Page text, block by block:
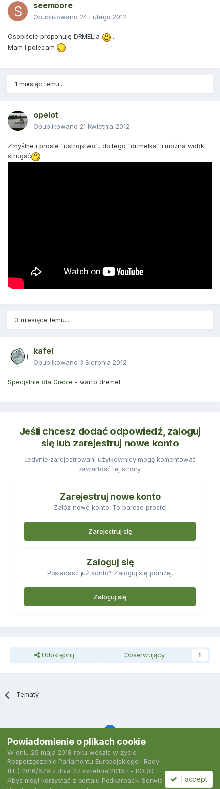
seemoore
Opublikowano 24 Lutego 2012
Osobiście proponuję DRMEL'a
...
Mam i polecam
.
1 miesiąc temu...
opelot
Opublikowano 21 Kwietnia 2012
Zmyślne i proste "ustrojstwo", do tego "drimelka" i można wobki
strugać
3 miesiące temu...
kafel
Opublikowano 3 Sierpnia 2012
Specjalnie dla Ciebie - warto dremel
Jeśli chcesz dodać odpowiedź, zaloguj
się lub zarejestruj nowe konto
Jedynie zarejestrowani użytkownicy mogą komentować
zawartość tej strony.
Zarejestruj nowe konto
Załóż nowe konto. To bardzo proste!
Zarejestruj się
Zaloguj się
Posiadasz już konto? Zaloguj się poniżej.
Zaloguj się
Udostępnij Obserwujący 1
Tematy
Język Polityka prywatności Kontakt
2007-2026 Podkarpacki Serwis Wędkarski
Powiadomienie o plikach cookie
W dniu 25 maja 2018 roku weszło w życie
Rozporządzenie Parlamentu Europejskiego i Rady
(UE) 2016/679 z dnia 27 kwietnia 2016 r - RODO.
Abyś mógł korzystać z portalu Podkarpacki Serwis
I accept